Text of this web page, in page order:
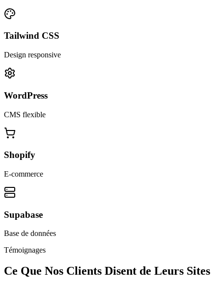
Tailwind CSS
Design responsive
WordPress
CMS flexible
Shopify
E-commerce
Supabase
Base de données
Témoignages
Ce Que Nos Clients Disent de Leurs Sites